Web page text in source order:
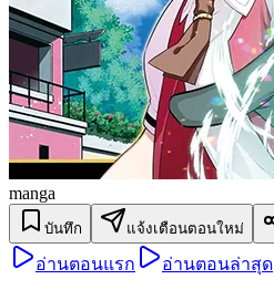
manga
บันทึก แจ้งเตือนตอนใหม่
อ่านตอนแรก อ่านตอนล่าสุด